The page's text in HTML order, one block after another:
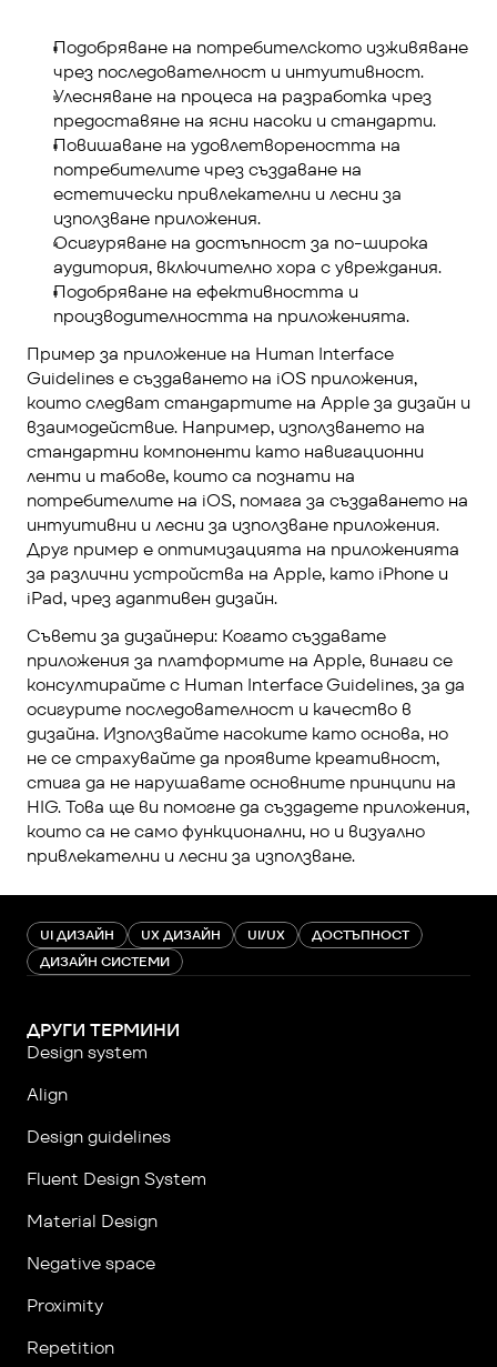
Подобряване на потребителското изживяване
чрез последователност и интуитивност.
Улесняване на процеса на разработка чрез
предоставяне на ясни насоки и стандарти.
Повишаване на удовлетвореността на
потребителите чрез създаване на
естетически привлекателни и лесни за
използване приложения.
Осигуряване на достъпност за по-широка
аудитория, включително хора с увреждания.
Подобряване на ефективността и
производителността на приложенията.
Пример за приложение на Human Interface
Guidelines е създаването на iOS приложения,
които следват стандартите на Apple за дизайн и
взаимодействие. Например, използването на
стандартни компоненти като навигационни
ленти и табове, които са познати на
потребителите на iOS, помага за създаването на
интуитивни и лесни за използване приложения.
Друг пример е оптимизацията на приложенията
за различни устройства на Apple, като iPhone и
iPad, чрез адаптивен дизайн.
Съвети за дизайнери: Когато създавате
приложения за платформите на Apple, винаги се
консултирайте с Human Interface Guidelines, за да
осигурите последователност и качество в
дизайна. Използвайте насоките като основа, но
не се страхувайте да проявите креативност,
стига да не нарушавате основните принципи на
HIG. Това ще ви помогне да създадете приложения,
които са не само функционални, но и визуално
привлекателни и лесни за използване.
UI ДИЗАЙН UX ДИЗАЙН UI/UX
ДОСТЪПНОСТ
ДИЗАЙН СИСТЕМИ
ДРУГИ ТЕРМИНИ
Design system
Align
Design guidelines
Fluent Design System
Material Design
Negative space
Proximity
Repetition